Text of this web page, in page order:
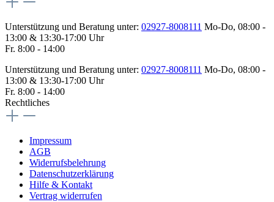
Unterstützung und Beratung unter: 02927-8008111 Mo-Do, 08:00 -
13:00 & 13:30-17:00 Uhr
Fr. 8:00 - 14:00
Unterstützung und Beratung unter: 02927-8008111 Mo-Do, 08:00 -
13:00 & 13:30-17:00 Uhr
Fr. 8:00 - 14:00
Rechtliches
Impressum
AGB
Widerrufsbelehrung
Datenschutzerklärung
Hilfe & Kontakt
Vertrag widerrufen